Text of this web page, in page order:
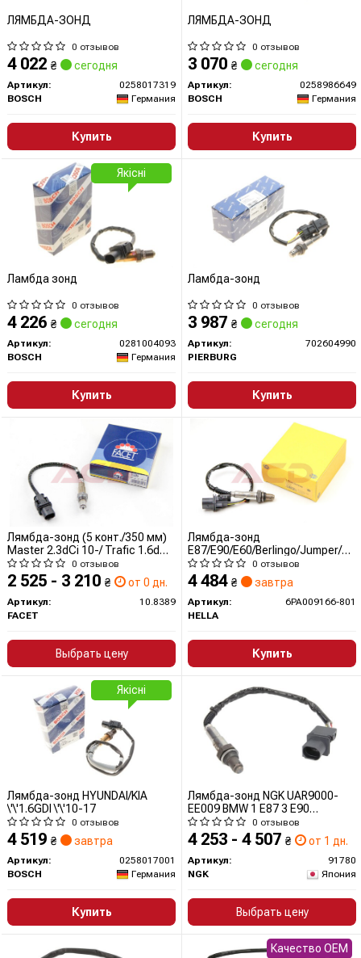
ЛЯМБДА-ЗОНД
0 отзывов
4 022 ₴ сегодня
Артикул:
0258017319
BOSCH
Германия
Купить
ЛЯМБДА-ЗОНД
0 отзывов
3 070 ₴ сегодня
Артикул:
0258986649
BOSCH
Германия
Купить
Ламбда зонд
0 отзывов
4 226 ₴ сегодня
Артикул:
0281004093
BOSCH
Германия
Купить
Якісні
Ламбда-зонд
0 отзывов
3 987 ₴ сегодня
Артикул:
702604990
PIERBURG
Купить
Лямбда-зонд (5 конт./350 мм)
Master 2.3dCi 10-/ Trafic 1.6dCi
14-/ Doblo 1.9JTD 01-/ Ceed
1.6CRDi 06
0 отзывов
2 525 - 3 210 ₴ от 0 дн.
Артикул:
10.8389
FACET
Выбрать цену
Лямбда-зонд
E87/E90/E60/Berlingo/Jumper/
0.8-5.5 01-
0 отзывов
4 484 ₴ завтра
Артикул:
6PA009166-801
HELLA
Купить
Лямбда-зонд HYUNDAI/KIA
\'\'1.6GDI \'\'10-17
0 отзывов
4 519 ₴ завтра
Артикул:
0258017001
BOSCH
Германия
Купить
Якісні
Лямбда-зонд NGK UAR9000-
EE009 BMW 1 E87 3 E90
CITROEN C4 C5 OPEL INSIGNIA
PEUGEOT 508 10- 91780 NGK
0 отзывов
4 253 - 4 507 ₴ от 1 дн.
Артикул:
91780
NGK
Япония
Выбрать цену
Качество OEM